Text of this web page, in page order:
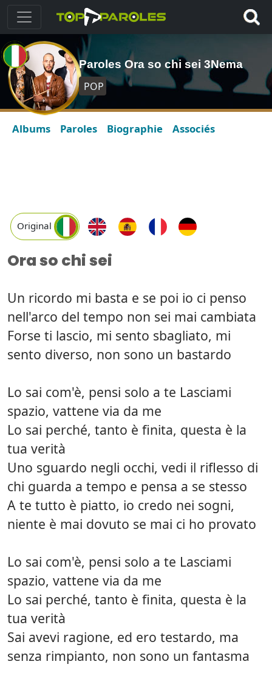
Paroles Ora so chi sei 3Nema
POP
Albums Paroles Biographie Associés
Original
Ora so chi sei
Un ricordo mi basta e se poi io ci penso
nell'arco del tempo non sei mai cambiata
Forse ti lascio, mi sento sbagliato, mi
sento diverso, non sono un bastardo
Lo sai com'è, pensi solo a te Lasciami
spazio, vattene via da me
Lo sai perché, tanto è finita, questa è la
tua verità
Uno sguardo negli occhi, vedi il riflesso di
chi guarda a tempo e pensa a se stesso
A te tutto è piatto, io credo nei sogni,
niente è mai dovuto se mai ci ho provato
Lo sai com'è, pensi solo a te Lasciami
spazio, vattene via da me
Lo sai perché, tanto è finita, questa è la
tua verità
Sai avevi ragione, ed ero testardo, ma
senza rimpianto, non sono un fantasma